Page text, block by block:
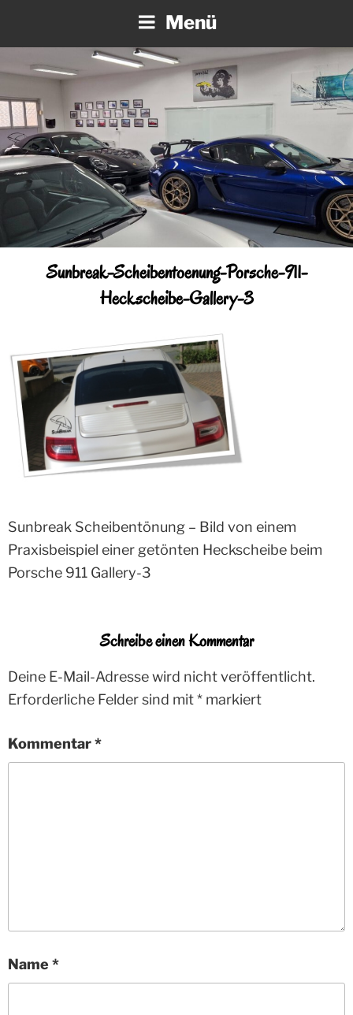
springen
Menü
Sunbreak-Scheibentoenung-Porsche-911-
Heckscheibe-Gallery-3
Sunbreak Scheibentönung – Bild von einem
Praxisbeispiel einer getönten Heckscheibe beim
Porsche 911 Gallery-3
Schreibe einen Kommentar
Deine E-Mail-Adresse wird nicht veröffentlicht.
Erforderliche Felder sind mit* markiert
Kommentar*
Name *